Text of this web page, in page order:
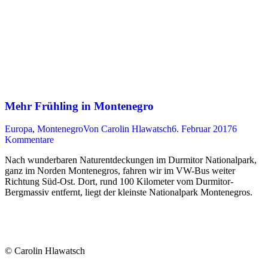
Mehr Frühling in Montenegro
Europa, MontenegroVon Carolin Hlawatsch6. Februar 20176
Kommentare
Nach wunderbaren Naturentdeckungen im Durmitor Nationalpark,
ganz im Norden Montenegros, fahren wir im VW-Bus weiter
Richtung Süd-Ost. Dort, rund 100 Kilometer vom Durmitor-
Bergmassiv entfernt, liegt der kleinste Nationalpark Montenegros.
© Carolin Hlawatsch